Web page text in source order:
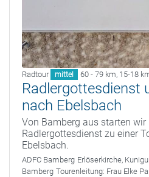
Radtour mittel 60 - 79 km, 15-18
Radlergottesdienst
nach Ebelsbach
Von Bamberg aus starten wir
Radlergottesdienst zu einer
Ebelsbach.
ADFC Bamberg Erlöserkirche,
Bamberg Tourenleitung: Frau Elke